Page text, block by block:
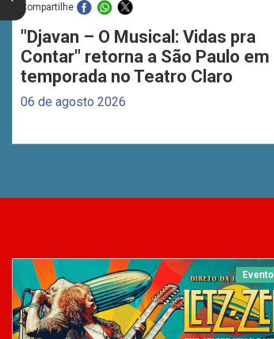
Compartilhe
"Djavan – O Musical: Vidas pra
Contar" retorna a São Paulo em
temporada no Teatro Claro
06 de agosto 2026
Evento